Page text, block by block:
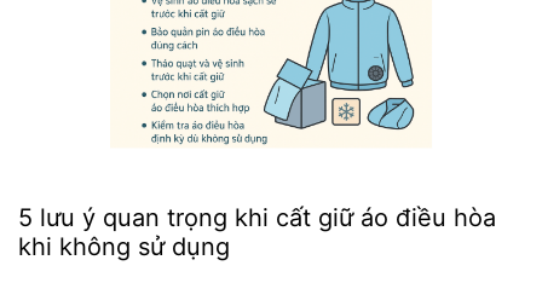
5 lưu ý quan trọng khi cất giữ áo điều hòa
khi không sử dụng